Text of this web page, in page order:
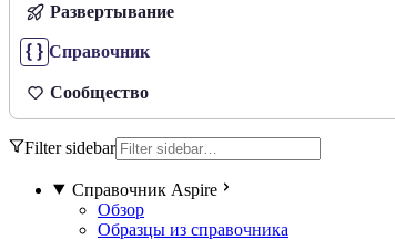
Развертывание
Справочник
Сообщество
Filter sidebar
Справочник Aspire
Обзор
Образцы из справочника